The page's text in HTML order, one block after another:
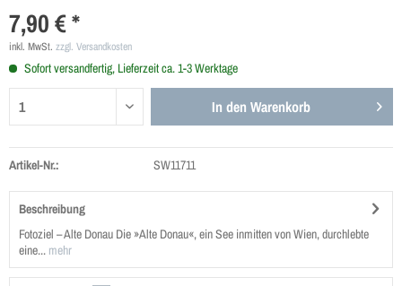
7,90 € *
inkl. MwSt. zzgl. Versandkosten
Sofort versandfertig, Lieferzeit ca. 1-3 Werktage
In den Warenkorb
Artikel-Nr.: SW11711
Beschreibung
Fotoziel – Alte Donau Die »Alte Donau«, ein See inmitten von Wien, durchlebte
eine... mehr